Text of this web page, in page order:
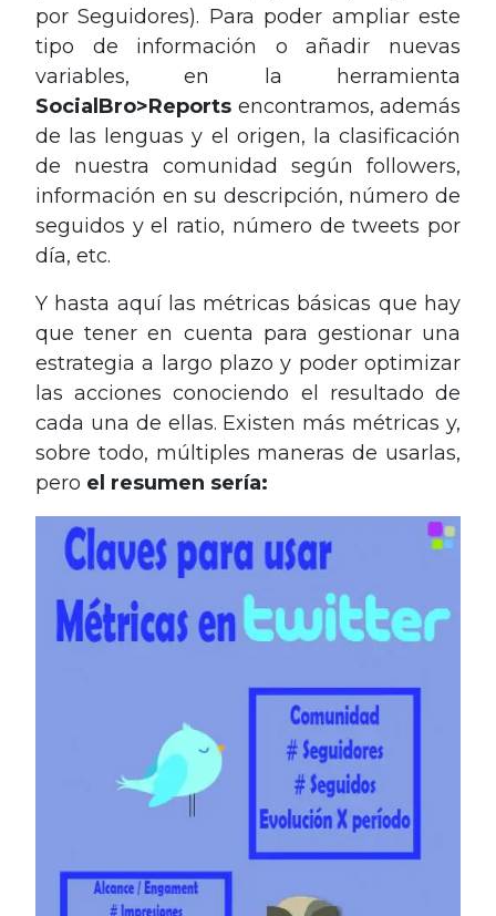
por Seguidores). Para poder ampliar este
tipo de información o añadir nuevas
variables, en la herramienta
SocialBro>Reports encontramos, además
de las lenguas y el origen, la clasificación
de nuestra comunidad según followers,
información en su descripción, número de
seguidos y el ratio, número de tweets por
día, etc.
Y hasta aquí las métricas básicas que hay
que tener en cuenta para gestionar una
estrategia a largo plazo y poder optimizar
las acciones conociendo el resultado de
cada una de ellas. Existen más métricas y,
sobre todo, múltiples maneras de usarlas,
pero el resumen sería: